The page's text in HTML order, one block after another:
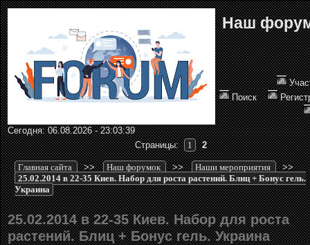
Наш
Поиск
Сегодня: 06.08.2026 - 23:03:39
Страницы: 1 2
Главная сайта >> Наш форумок >> Наши мероприятия >>
25.02.2014 в 22-35 Киев. Набор для роста растений. Блиц + Бонус гель.
Украина
25.02.2014 в 22-35 Киев. Набор для роста
растений. Блиц + Бонус гель. Украина